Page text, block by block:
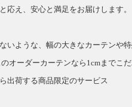
応え、安心と満足をお届けします。
いような、幅の大きなカーテンや
オーダーカーテンなら1cmまでこ
出荷する商品限定のサービス